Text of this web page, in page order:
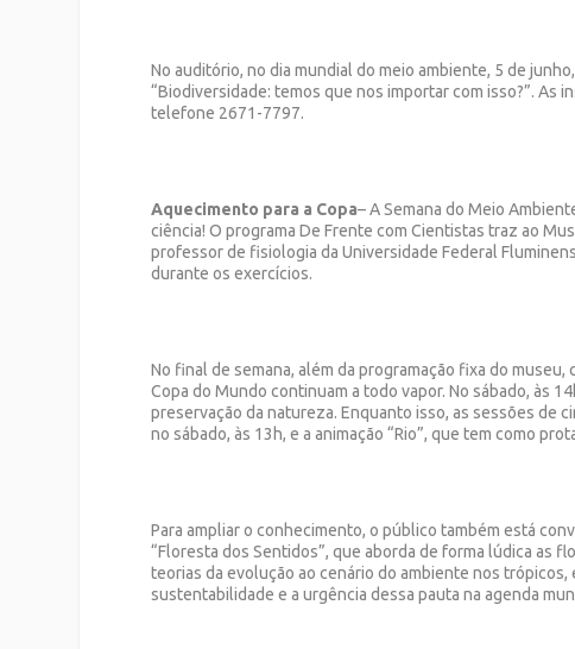
No auditório, no dia mundial do meio ambiente, 5 de
“Biodiversidade: temos que nos importar com isso?”. As
telefone 2671-7797.
Aquecimento para a Copa– A Semana do Meio
ciência! O programa De Frente com Cientistas traz ao
professor de fisiologia da Universidade Federal
durante os exercícios.
No final de semana, além da programação fixa do
Copa do Mundo continuam a todo vapor. No sábado, às
preservação da natureza. Enquanto isso, as sessões de
no sábado, às 13h, e a animação “Rio”, que tem como
Para ampliar o conhecimento, o público também está
“Floresta dos Sentidos”, que aborda de forma lúdica as
teorias da evolução ao cenário do ambiente nos
sustentabilidade e a urgência dessa pauta na agenda